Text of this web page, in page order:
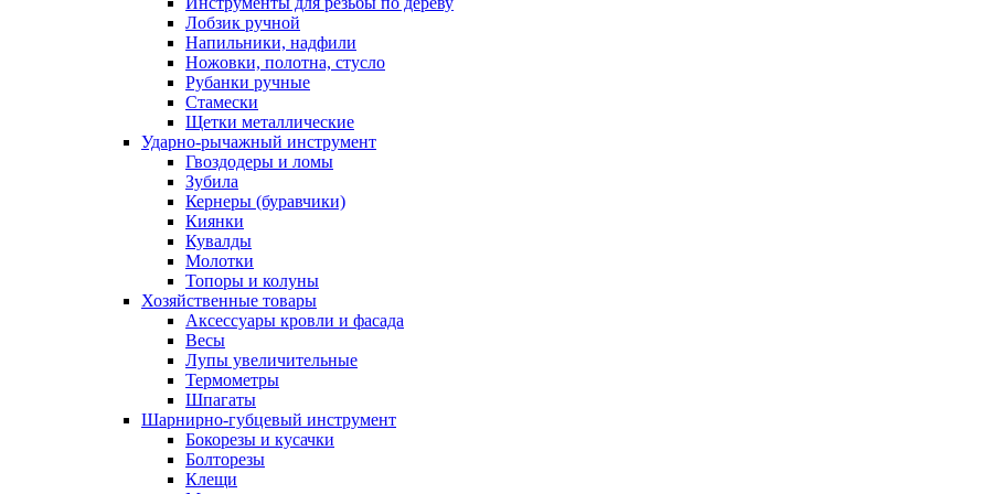
Лобзик ручной
Напильники, надфили
Ножовки, полотна, стусло
Рубанки ручные
Стамески
Щетки металлические
Ударно-рычажный инструмент
Гвоздодеры и ломы
Зубила
Кернеры (буравчики)
Киянки
Кувалды
Молотки
Топоры и колуны
Хозяйственные товары
Аксессуары кровли и фасада
Весы
Лупы увеличительные
Термометры
Шпагаты
Шарнирно-губцевый инструмент
Бокорезы и кусачки
Болторезы
Клещи